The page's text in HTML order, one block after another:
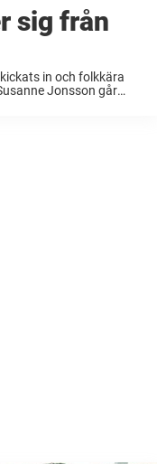
sig från
in och folkkära
Jonsson går